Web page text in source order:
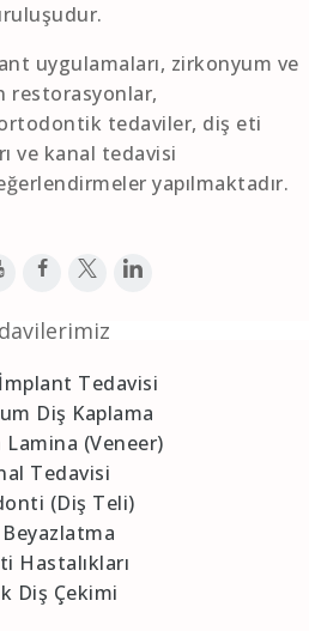
uygulamaları, zirkonyum ve
restorasyonlar,
tedaviler, diş eti
ve kanal tedavisi
yapılmaktadır.
Tedavisi
Diş Kaplama
Lamina (Veneer)
Tedavisi
(Diş Teli)
Hastalıkları
Diş Çekimi